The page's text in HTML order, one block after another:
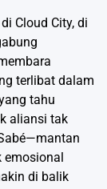
Cloud City, di
terlibat dalam
tahu
aliansi tak
emosional
di balik